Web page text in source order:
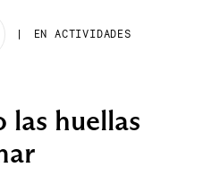
| EN ACTIVIDADES
las huellas